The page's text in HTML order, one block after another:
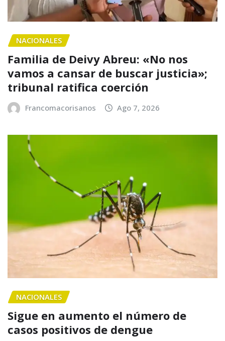
NACIONALES
Familia de Deivy Abreu: «No nos
vamos a cansar de buscar justicia»;
tribunal ratifica coerción
Francomacorisanos Ago 7, 2026
NACIONALES
Sigue en aumento el número de
casos positivos de dengue